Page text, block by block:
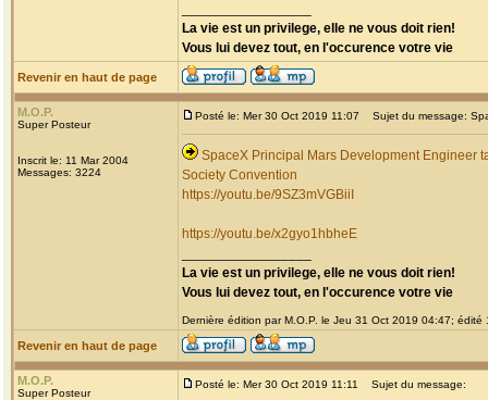
La vie est un privilege, elle ne vous doit rien!
Vous lui devez tout, en l'occurence votre vie
Revenir en haut de page
M.O.P.
Super Posteur
Inscrit le: 11 Mar 2004
Messages: 3224
Posté le: Mer 30 Oct 2019 11:07 Sujet du message:
SpaceX Principal Mars Development Engineer
Society Convention
https://youtu.be/9SZ3mVGBiiI
https://youtu.be/x2gyo1hbheE
La vie est un privilege, elle ne vous doit rien!
Vous lui devez tout, en l'occurence votre vie
Dernière édition par M.O.P. le Jeu 31 Oct 2019 04:47; édité
Revenir en haut de page
M.O.P.
Super Posteur
Posté le: Mer 30 Oct 2019 11:11 Sujet du message: